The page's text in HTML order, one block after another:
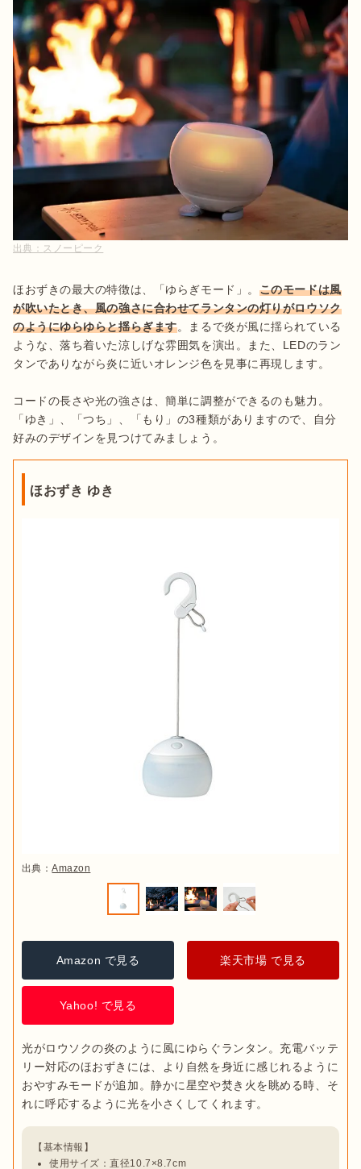
出典： スノーピーク
ほおずきの最大の特徴は、「ゆらぎモード」。 このモードは風
が吹いたとき、風の強さに合わせてランタンの灯りがロウソク
のようにゆらゆらと揺らぎます。まるで炎が風に揺られている
ような、落ち着いた涼しげな雰囲気を演出。また、LEDのラン
タンでありながら炎に近いオレンジ色を見事に再現します。
コードの長さや光の強さは、簡単に調整ができるのも魅力。
「ゆき」、「つち」、「もり」の3種類がありますので、自分
好みのデザインを見つけてみましょう。
ほおずき ゆき
出典：Amazon
Amazon で見る 楽天市場 で見る
Yahoo! で見る
光がロウソクの炎のように風にゆらぐランタン。充電バッテ
リー対応のほおずきには、より自然を身近に感じれるように
おやすみモードが追加。静かに星空や焚き火を眺める時、そ
【基本情報】
使用サイズ：直径10.7×8.7cm